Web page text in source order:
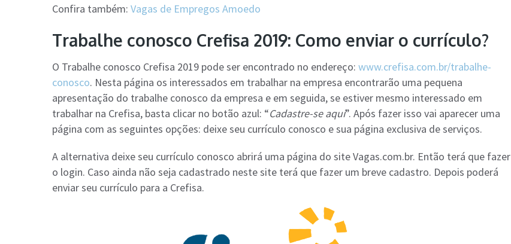
Confira também: Vagas de Empregos Amoedo
Trabalhe conosco Crefisa 2019: Como enviar o currículo?
O Trabalhe conosco Crefisa 2019 pode ser encontrado no endereço: www.crefisa.com.br/trabalhe-
conosco. Nesta página os interessados em trabalhar na empresa encontrarão uma pequena
apresentação do trabalhe conosco da empresa e em seguida, se estiver mesmo interessado em
trabalhar na Crefisa, basta clicar no botão azul: “Cadastre-se aqui”. Após fazer isso vai aparecer uma
página com as seguintes opções: deixe seu currículo conosco e sua página exclusiva de serviços.
A alternativa deixe seu currículo conosco abrirá uma página do site Vagas.com.br. Então terá que fazer
o login. Caso ainda não seja cadastrado neste site terá que fazer um breve cadastro. Depois poderá
enviar seu currículo para a Crefisa.